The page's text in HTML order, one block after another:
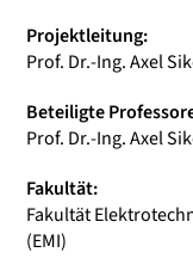
Projektleitung:
Prof. Dr.-Ing. Axel
Beteiligte
Prof. Dr.-Ing. Axel
Fakultät:
Fakultät
(EMI)